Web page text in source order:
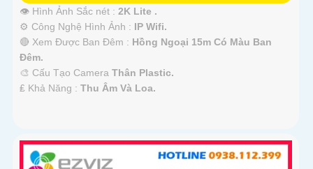
👁 Hình Ảnh Sắc nét : 2K Lite .
⚙ Công Nghệ Hình Ảnh : IP Wifi.
🔴 Xem Được Ban Đêm : Hồng Ngoại 15m Có Màu Ban
Ðêm.
🎨 Cấu Tạo Camera Thân Plastic.
️₤ Khả Năng : Thu Âm Và Loa.